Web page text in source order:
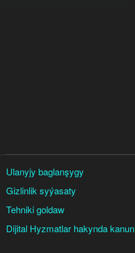
Ulanyjy baglanşygy
Gizlinlik syýasaty
Tehniki goldaw
Dijital Hyzmatlar hakynda kanun